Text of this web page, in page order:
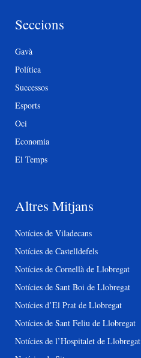
Seccions
Gavà
Política
Successos
Esports
Oci
Economia
El Temps
Altres Mitjans
Notícies de Viladecans
Notícies de Castelldefels
Notícies de Cornellà de Llobregat
Notícies de Sant Boi de Llobregat
Notícies d’El Prat de Llobregat
Notícies de Sant Feliu de Llobregat
Notícies de l’Hospitalet de Llobregat